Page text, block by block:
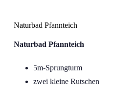
Naturbad Pfannteich
Naturbad Pfannteich
5m-Sprungturm
zwei kleine Rutschen